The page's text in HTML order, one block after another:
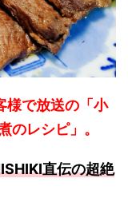
様で放送の「小
のレシピ」。
直伝の超絶